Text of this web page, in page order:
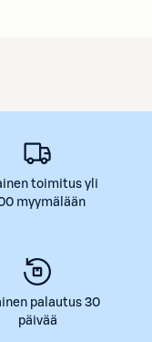
toimitus yli
myymälään
palautus 30
päivää